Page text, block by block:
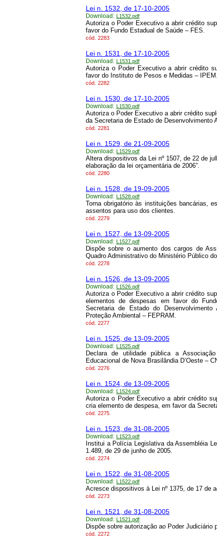
Lei n. 1532, de 17-10-2005
Download: L1532.pdf
Autoriza o Poder Executivo a abrir crédito
favor do Fundo Estadual de Saúde – FES.
cód. 2283
Lei n. 1531, de 17-10-2005
Download: L1531.pdf
Autoriza o Poder Executivo a abrir crédito
favor do Instituto de Pesos e Medidas –
cód. 2282
Lei n. 1530, de 17-10-2005
Download: L1530.pdf
Autoriza o Poder Executivo a abrir crédito
da Secretaria de Estado de Desenvolvimento
cód. 2281
Lei n. 1529, de 21-09-2005
Download: L1529.pdf
Altera dispositivos da Lei nº 1507, de 22 de
elaboração da lei orçamentária de 2006”.
cód. 2280
Lei n. 1528, de 19-09-2005
Download: L1528.pdf
Torna obrigatório às instituições bancárias,
assentos para uso dos clientes.
cód. 2279
Lei n. 1527, de 13-09-2005
Download: L1527.pdf
Dispõe sobre o aumento dos cargos de
Quadro Administrativo do Ministério Público
cód. 2278
Lei n. 1526, de 13-09-2005
Download: L1526.pdf
Autoriza o Poder Executivo a abrir crédito
elementos de despesas em favor do
Secretaria de Estado do
Proteção Ambiental – FEPRAM.
cód. 2277
Lei n. 1525, de 13-09-2005
Download: L1525.pdf
Declara de utilidade pública a
Educacional de Nova Brasilândia D’Oeste –
cód. 2276
Lei n. 1524, de 13-09-2005
Download: L1524.pdf
Autoriza o Poder Executivo a abrir crédito
cria elemento de despesa, em favor da
cód. 2275
Lei n. 1523, de 31-08-2005
Download: L1523.pdf
Institui a Polícia Legislativa da Assembléia
1.489, de 29 de junho de 2005.
cód. 2274
Lei n. 1522, de 31-08-2005
Download: L1522.pdf
Acresce dispositivos à Lei nº 1375, de 17 de
cód. 2273
Lei n. 1521, de 31-08-2005
Download: L1521.pdf
Dispõe sobre autorização ao Poder Judiciário
cód. 2272